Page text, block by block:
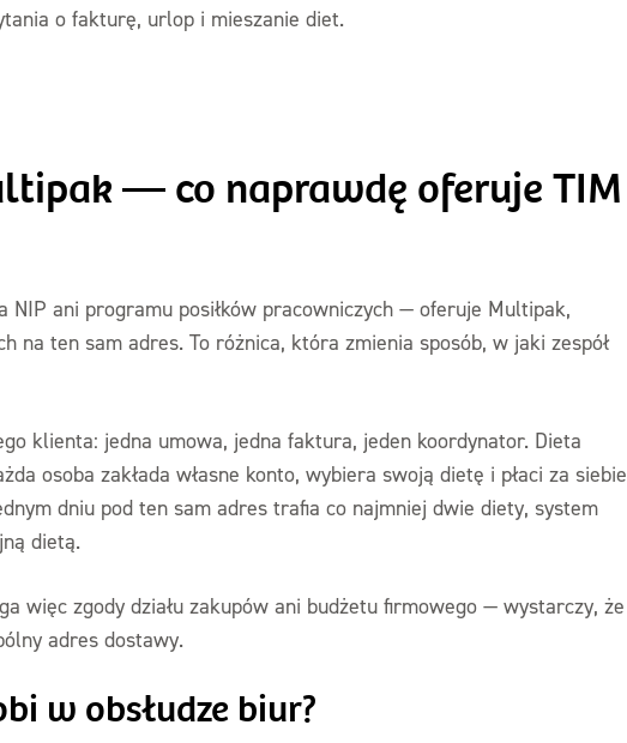
o fakturę, urlop i mieszanie diet.
— co naprawdę oferuje TIM
ani programu posiłków pracowniczych — oferuje Multipak,
na ten sam adres. To różnica, która zmienia sposób, w jaki zespół
klienta: jedna umowa, jedna faktura, jeden koordynator. Dieta
osoba zakłada własne konto, wybiera swoją dietę i płaci za siebie
dniu pod ten sam adres trafia co najmniej dwie diety, system
dietą.
więc zgody działu zakupów ani budżetu firmowego — wystarczy, że
adres dostawy.
w obsłudze biur?